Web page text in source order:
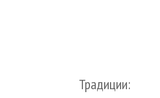
Традиции: